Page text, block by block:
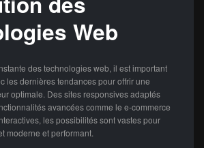
Web
des technologies web, il est important
les dernières tendances pour offrir une
optimale. Des sites responsives adaptés
avancées comme le e-commerce
les possibilités sont vastes pour
moderne et performant.